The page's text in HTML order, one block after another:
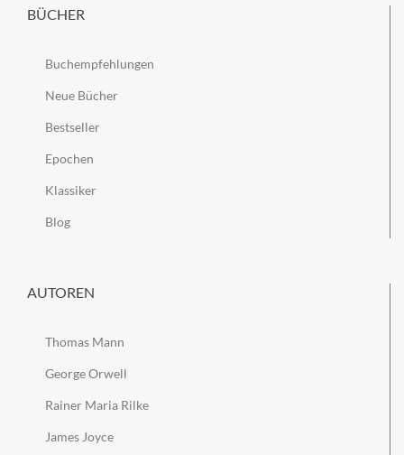
BÜCHER
Buchempfehlungen
Neue Bücher
Bestseller
Epochen
Klassiker
Blog
AUTOREN
Thomas Mann
George Orwell
Rainer Maria Rilke
James Joyce